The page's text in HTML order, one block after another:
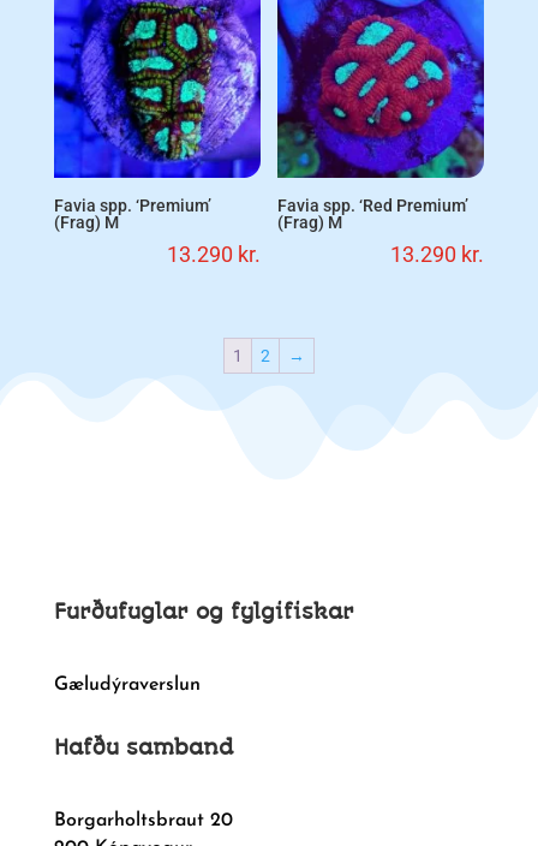
Favia spp. ‘Premium’
(Frag) M
13.290 kr.
Favia spp. ‘Red Premium’
(Frag) M
13.290 kr.
1 2 →
Furðufuglar og fylgifiskar
Gæludýraverslun
Hafðu samband
Borgarholtsbraut 20